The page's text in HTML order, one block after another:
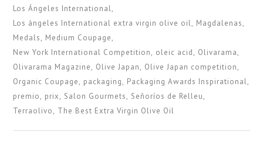
Los Ángeles International
Los ángeles International extra virgin olive oil Magdalenas
Medals Medium Coupage
New York International Competition oleic acid Olivarama
Olivarama Magazine Olive Japan Olive Japan competition
Organic Coupage packaging Packaging Awards Inspirational
premio prix Salon Gourmets Señoríos de Relleu
Terraolivo The Best Extra Virgin Olive Oil